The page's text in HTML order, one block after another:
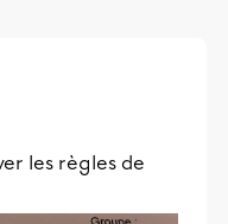
les règles de